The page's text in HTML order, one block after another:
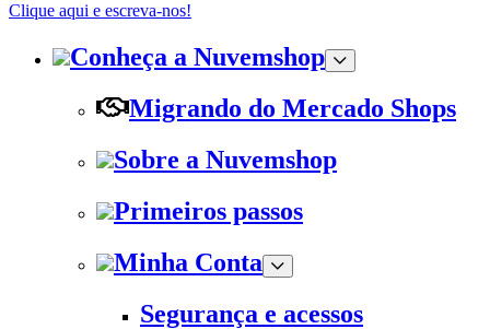
Clique aqui e escreva-nos!
Conheça a Nuvemshop
Migrando do Mercado Shops
Sobre a Nuvemshop
Primeiros passos
Minha Conta
Segurança e acessos